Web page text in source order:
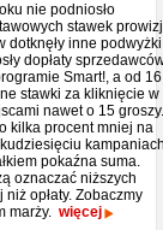
nie podniosło
stawek
dotknęły inne
dopłaty
Smart!, a od 16
stawki za kliknięcie w
nawet o 15 groszy.
kilka procent mniej na
pokaźna suma.
oznaczać niższych
opłaty. Zobaczmy
marży. więcej